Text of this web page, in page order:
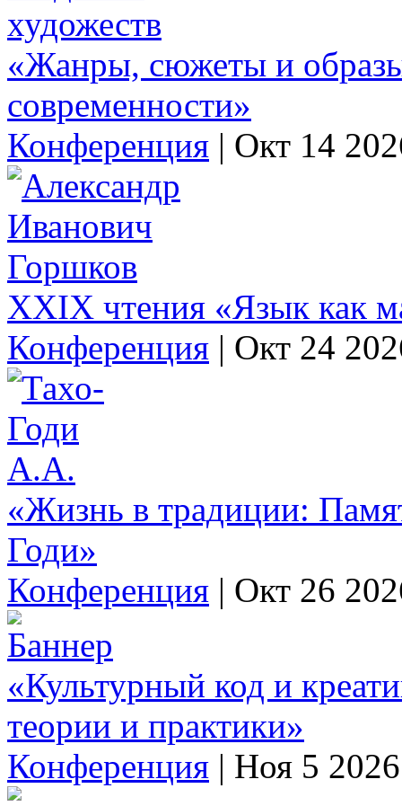
«Жанры, сюжеты и
современности»
Конференция | Окт 14
XXIX чтения «Язык как
Конференция | Окт 24
«Жизнь в традиции:
Годи»
Конференция | Окт 26
«Культурный код и
теории и практики»
Конференция | Ноя 5